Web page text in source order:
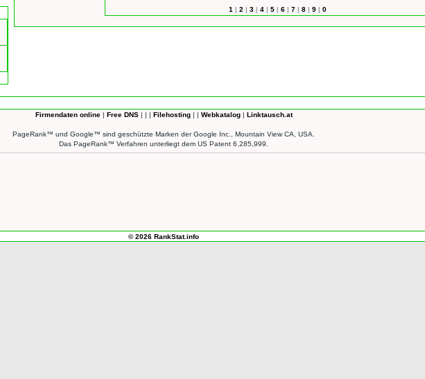
1 | 2 | 3 | 4 | 5 | 6 | 7 | 8 | 9 | 0
Firmendaten online| Free DNS| | | Filehosting| | Webkatalog| Linktausch.at
PageRank™ und Google™ sind geschützte Marken der Google Inc., Mountain View CA, USA.
Das PageRank™ Verfahren unterliegt dem US Patent 6,285,999.
© 2026 RankStat.info